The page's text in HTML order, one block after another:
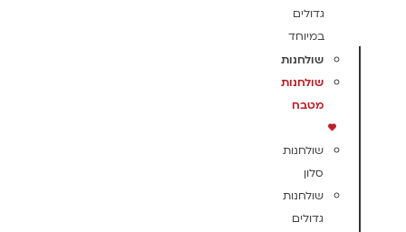
גדולים
במיוחד
שולחנות
שולחנות
מטבח
שולחנות
סלון
שולחנות
גדולים